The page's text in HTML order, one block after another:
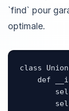
`find` pour
optimale.
class
def